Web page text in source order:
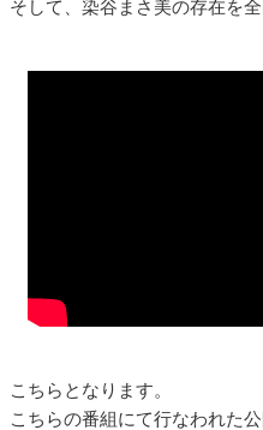
そして、染谷まさ美の存在を
こちらとなります。
こちらの番組にて行なわれた